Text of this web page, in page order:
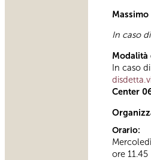
In caso
Modalità
In caso
Center
Orario:
ore 11.45